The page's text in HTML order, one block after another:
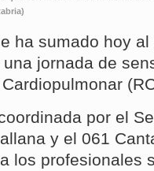
ha sumado hoy
jornada de
por el
y el 061
los profesionales